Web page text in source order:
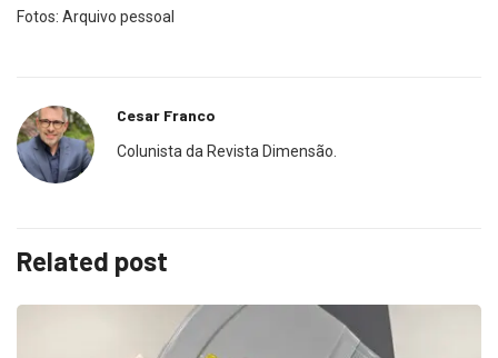
Fotos: Arquivo pessoal
Cesar Franco
Colunista da Revista Dimensão.
Related post